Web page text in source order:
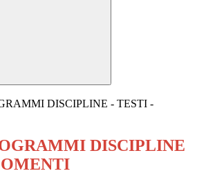
DISCIPLINE - TESTI -
DISCIPLINE